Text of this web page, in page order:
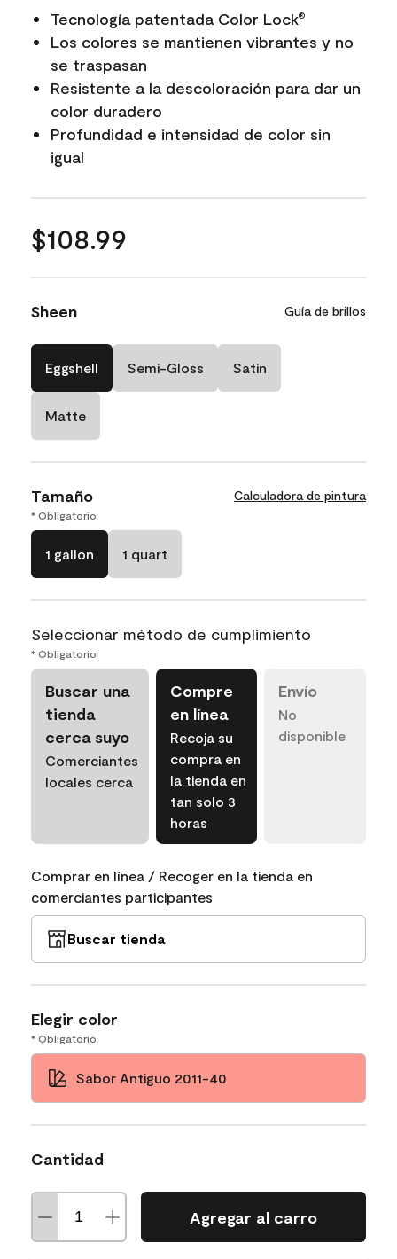
Tecnología patentada Color Lock®
Los colores se mantienen vibrantes y no
se traspasan
Resistente a la descoloración para dar un
color duradero
Profundidad e intensidad de color sin
igual
$108.99
Sheen Guía de brillos
Eggshell Semi-Gloss Satin
Matte
Tamaño Calculadora de pintura
* Obligatorio
1 gallon 1 quart
Seleccionar método de cumplimiento
* Obligatorio
Buscar una
tienda
cerca suyo
Comerciantes
locales cerca
Compre
en línea
Recoja su
compra en
la tienda en
tan solo 3
horas
Envío
No
disponible
Comprar en línea / Recoger en la tienda en
comerciantes participantes
Buscar tienda
Elegir color
* Obligatorio
Sabor Antiguo 2011-40
Cantidad
Agregar al carro